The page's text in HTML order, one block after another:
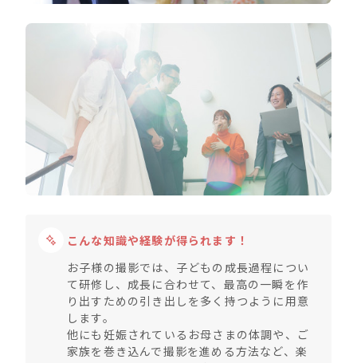
こんな知識や経験が得られます！
お子様の撮影では、子どもの成長過程につい
て研修し、成長に合わせて、最高の一瞬を作
り出すための引き出しを多く持つように用意
します。
他にも妊娠されているお母さまの体調や、ご
家族を巻き込んで撮影を進める方法など、楽